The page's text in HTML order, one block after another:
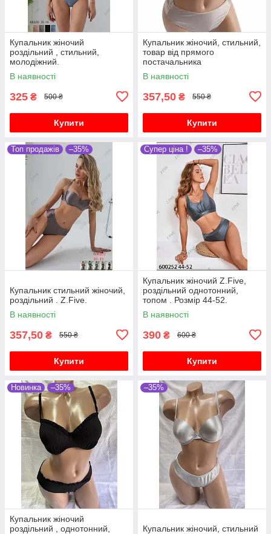
Купальник жіночий
роздільний , стильний,
молодіжний.
В наявності
325 ₴ 500 ₴
Купити
Купальник жіночий, стильний,
товар від прямого
постачальника
В наявності
357,50 ₴ 550 ₴
Купити
Топ продажів –35%
Купальник стильний жіночий,
роздільний . Z.Five.
В наявності
357,50 ₴ 550 ₴
Купити
Супер ціна ! –35%
Купальник жіночий Z.Five,
роздільний однотонний,
топом . Розмір 44-52.
В наявності
390 ₴ 600 ₴
Купити
Новинка –35%
Купальник жіночий
роздільний , однотонний,
–35%
Купальник жіночий, стильний